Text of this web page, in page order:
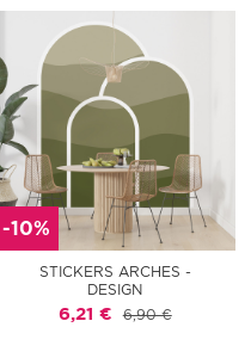
-10%
STICKERS ARCHES -
DESIGN
6,21 € 6,90 €